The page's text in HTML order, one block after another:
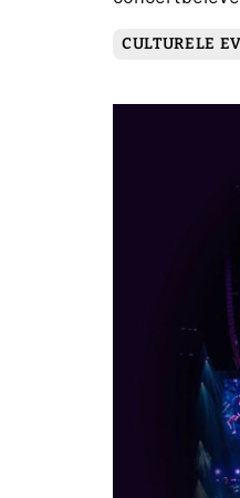
CULTURELE